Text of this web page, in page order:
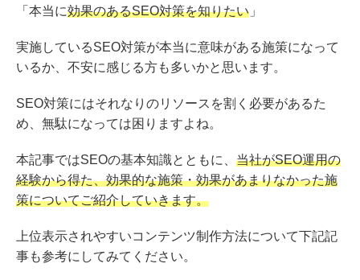
「本当に効果のあるSEO対策を知りたい 」
実施しているSEO対策が本当に意味がある施策になって
いるか、不安に感じる方も多いかと思います。
SEO対策にはそれなりのリソースを割く必要があるた
め、無駄になっては困りますよね。
本記事ではSEOの基本知識とともに、 当社がSEO運用の
経験から得た、効果的な施策・効果があまりなかった施
策についてご紹介していきます。
上位表示されやすいコンテンツ制作方法について下記記
事も参考にしてみてください。